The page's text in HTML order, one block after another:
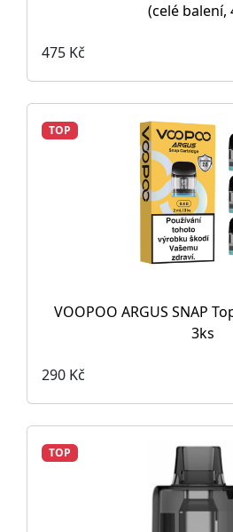
(celé balení,
475 Kč
TOP
VOOPOO ARGUS SNAP
3ks
290 Kč
TOP